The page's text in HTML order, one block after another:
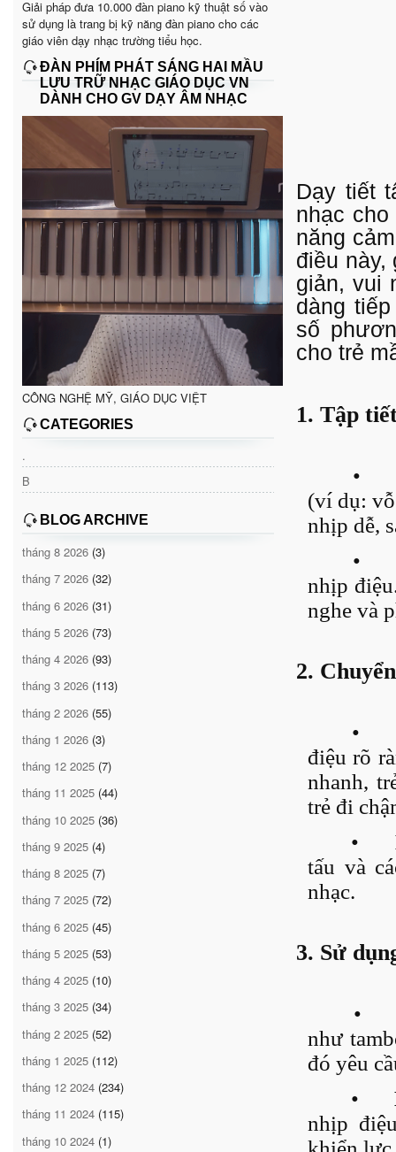
Giải pháp đưa 10.000 đàn piano kỹ thuật số vào
sử dụng là trang bị kỹ năng đàn piano cho các
giáo viên dạy nhạc trường tiểu học.
ĐÀN PHÍM PHÁT SÁNG HAI MẦU
LƯU TRỮ NHẠC GIÁO DỤC VN
DÀNH CHO GV DẠY ÂM NHẠC
CÔNG NGHỆ MỸ, GIÁO DỤC VIỆT
CATEGORIES
.
B
BLOG ARCHIVE
tháng 8 2026 (3)
tháng 7 2026 (32)
tháng 6 2026 (31)
tháng 5 2026 (73)
tháng 4 2026 (93)
tháng 3 2026 (113)
tháng 2 2026 (55)
tháng 1 2026 (3)
tháng 12 2025 (7)
tháng 11 2025 (44)
tháng 10 2025 (36)
tháng 9 2025 (4)
tháng 8 2025 (7)
tháng 7 2025 (72)
tháng 6 2025 (45)
tháng 5 2025 (53)
tháng 4 2025 (10)
tháng 3 2025 (34)
tháng 2 2025 (52)
tháng 1 2025 (112)
tháng 12 2024 (234)
tháng 11 2024 (115)
tháng 10 2024 (1)
Dạy tiết
nhạc
năng
điều này,
giản, vui
dàng
số
cho trẻ
1. Tập
•
(ví dụ:
nhịp dễ,
•
nhịp
nghe và
2.
•
điệu rõ
nhanh,
trẻ đi
•
tấu và
nhạc.
3. Sử
•
như
đó yêu
•
nhịp